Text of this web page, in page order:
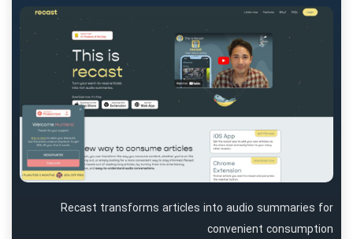
Recast transforms articles into audio summaries for
convenient consumption